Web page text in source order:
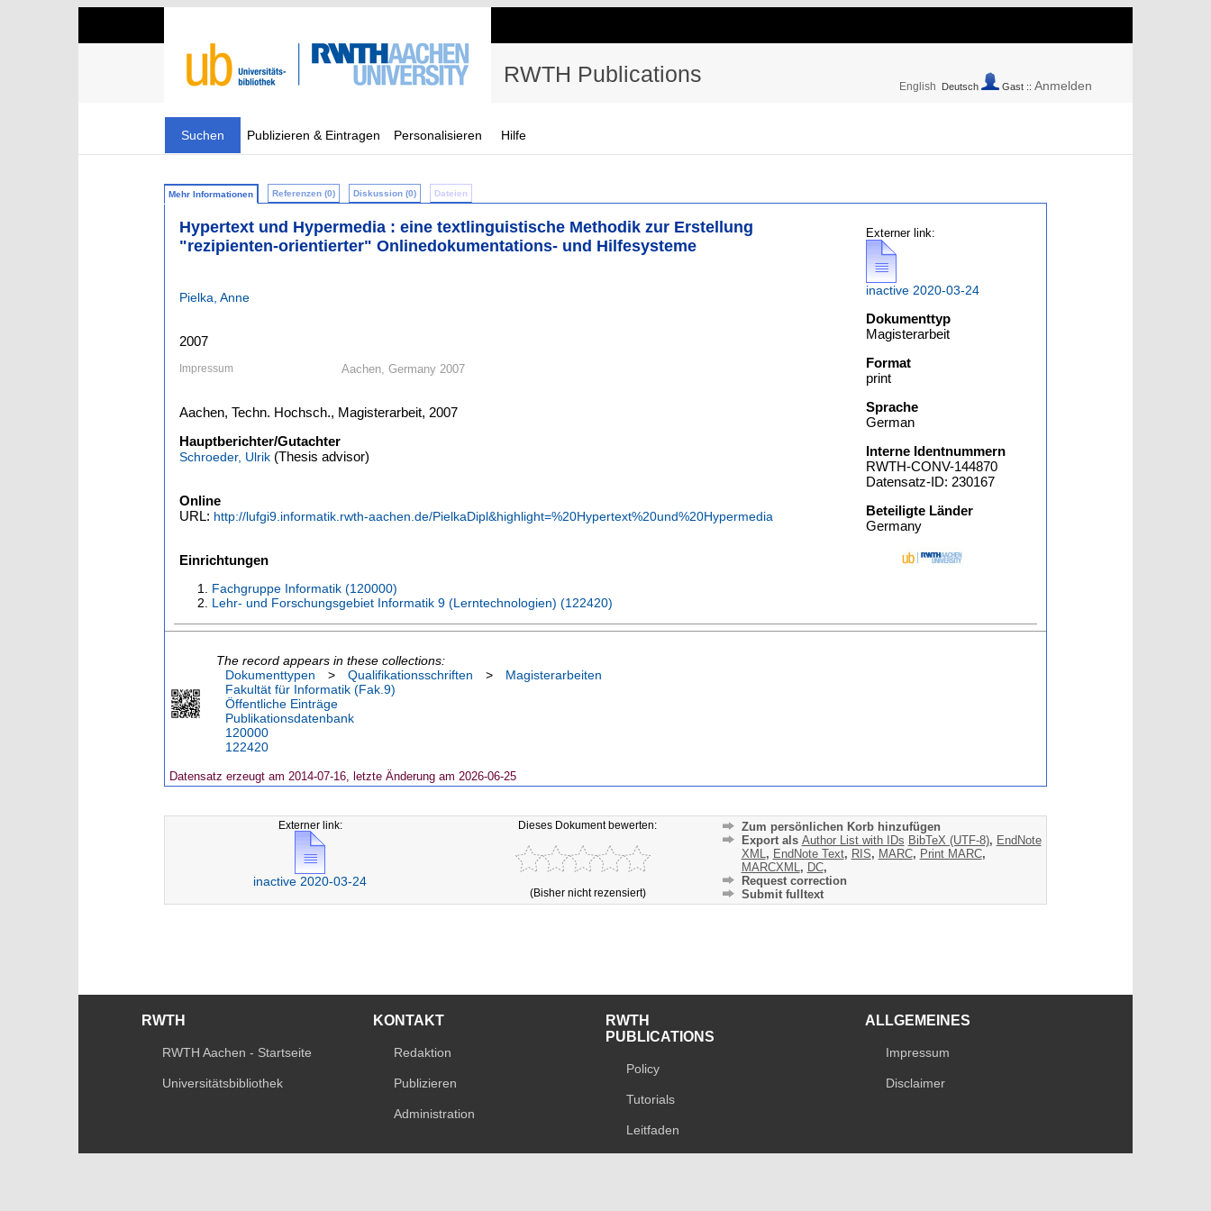
RWTH Publications English Deutsch Gast :: Anmelden
Suchen Publizieren & Eintragen Personalisieren Hilfe
Mehr Informationen Referenzen (0) Diskussion (0) Dateien
Hypertext und Hypermedia : eine textlinguistische Methodik zur Erstellung
"rezipienten-orientierter" Onlinedokumentations- und Hilfesysteme
Pielka, Anne
2007
Impressum Aachen, Germany 2007
Aachen, Techn. Hochsch., Magisterarbeit, 2007
Hauptberichter/Gutachter
Schroeder, Ulrik (Thesis advisor)
Online
URL: http://lufgi9.informatik.rwth-aachen.de/PielkaDipl&highlight=%20Hypertext%20und%20Hypermedia
Einrichtungen
Fachgruppe Informatik (120000)
Lehr- und Forschungsgebiet Informatik 9 (Lerntechnologien) (122420)
Externer link:
inactive 2020-03-24
Dokumenttyp
Magisterarbeit
Format
print
Sprache
German
Interne Identnummern
RWTH-CONV-144870
Datensatz-ID: 230167
Beteiligte Länder
Germany
The record appears in these collections:
Dokumenttypen
> Qualifikationsschriften >
Magisterarbeiten
Fakultät für Informatik (Fak.9)
Öffentliche Einträge
Publikationsdatenbank
120000
122420
Datensatz erzeugt am 2014-07-16, letzte Änderung am 2026-06-25
Externer link:
inactive 2020-03-24
Dieses Dokument bewerten:
(Bisher nicht rezensiert)
Zum persönlichen Korb hinzufügen
Export als Author List with IDs BibTeX (UTF-8), EndNote
XML , EndNote Text, RIS, MARC, Print MARC,
MARCXML , DC,
Request correction
Submit fulltext
RWTH
RWTH Aachen - Startseite
Universitätsbibliothek
KONTAKT
Redaktion
Publizieren
Administration
RWTH
PUBLICATIONS
Policy
Tutorials
Leitfaden
ALLGEMEINES
Impressum
Disclaimer